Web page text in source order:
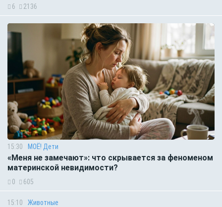
6 2136
15:30 МОЁ! Дети
«Меня не замечают»: что скрывается за феноменом
материнской невидимости?
0 605
15:10 Животные